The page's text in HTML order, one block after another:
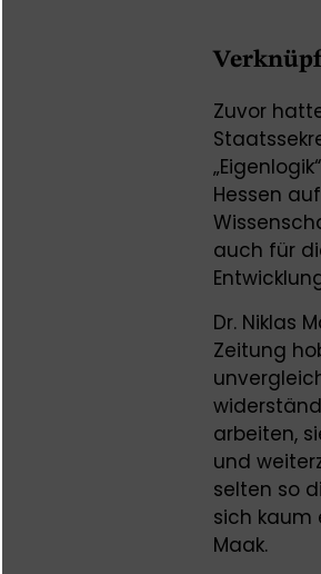
Zuvor
Hessen
auch für
Dr. Niklas
Zeitung
arbeiten,
und
selten so
sich kaum
Maak.